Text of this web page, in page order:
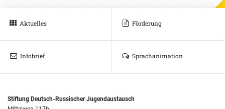
Aktuelles Förderung
Infobrief Sprachanimation
Stiftung Deutsch-Russischer Jugendaustausch